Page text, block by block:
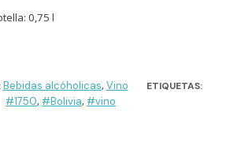
0,75 l
Bebidas alcóholicas,Vino ETIQUETAS:
#1750, #Bolivia, #vino